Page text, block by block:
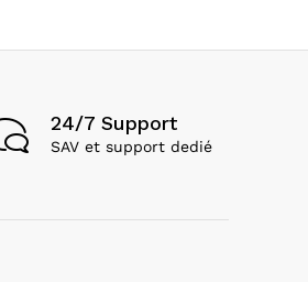
24/7 Support
SAV et support dedié